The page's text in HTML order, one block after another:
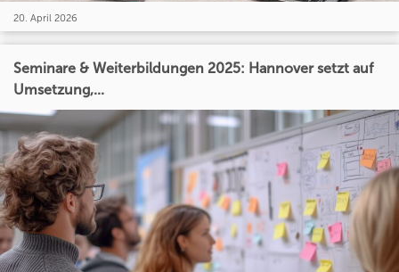
20. April 2026
Seminare & Weiterbildungen 2025: Hannover setzt auf
Umsetzung,...